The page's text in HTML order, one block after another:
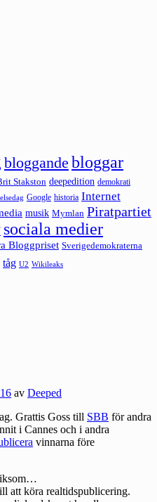
bloggande bloggar
Stakston deepedition demokrati
Google historia Internet
musik Mymlan Piratpartiet
sociala medier
Bloggpriset Sverigedemokraterna
tåg U2 Wikileaks
av Deeped
Grattis Goss till SBB för andra
i Cannes och i andra
vinnarna före
att köra realtidspublicering.